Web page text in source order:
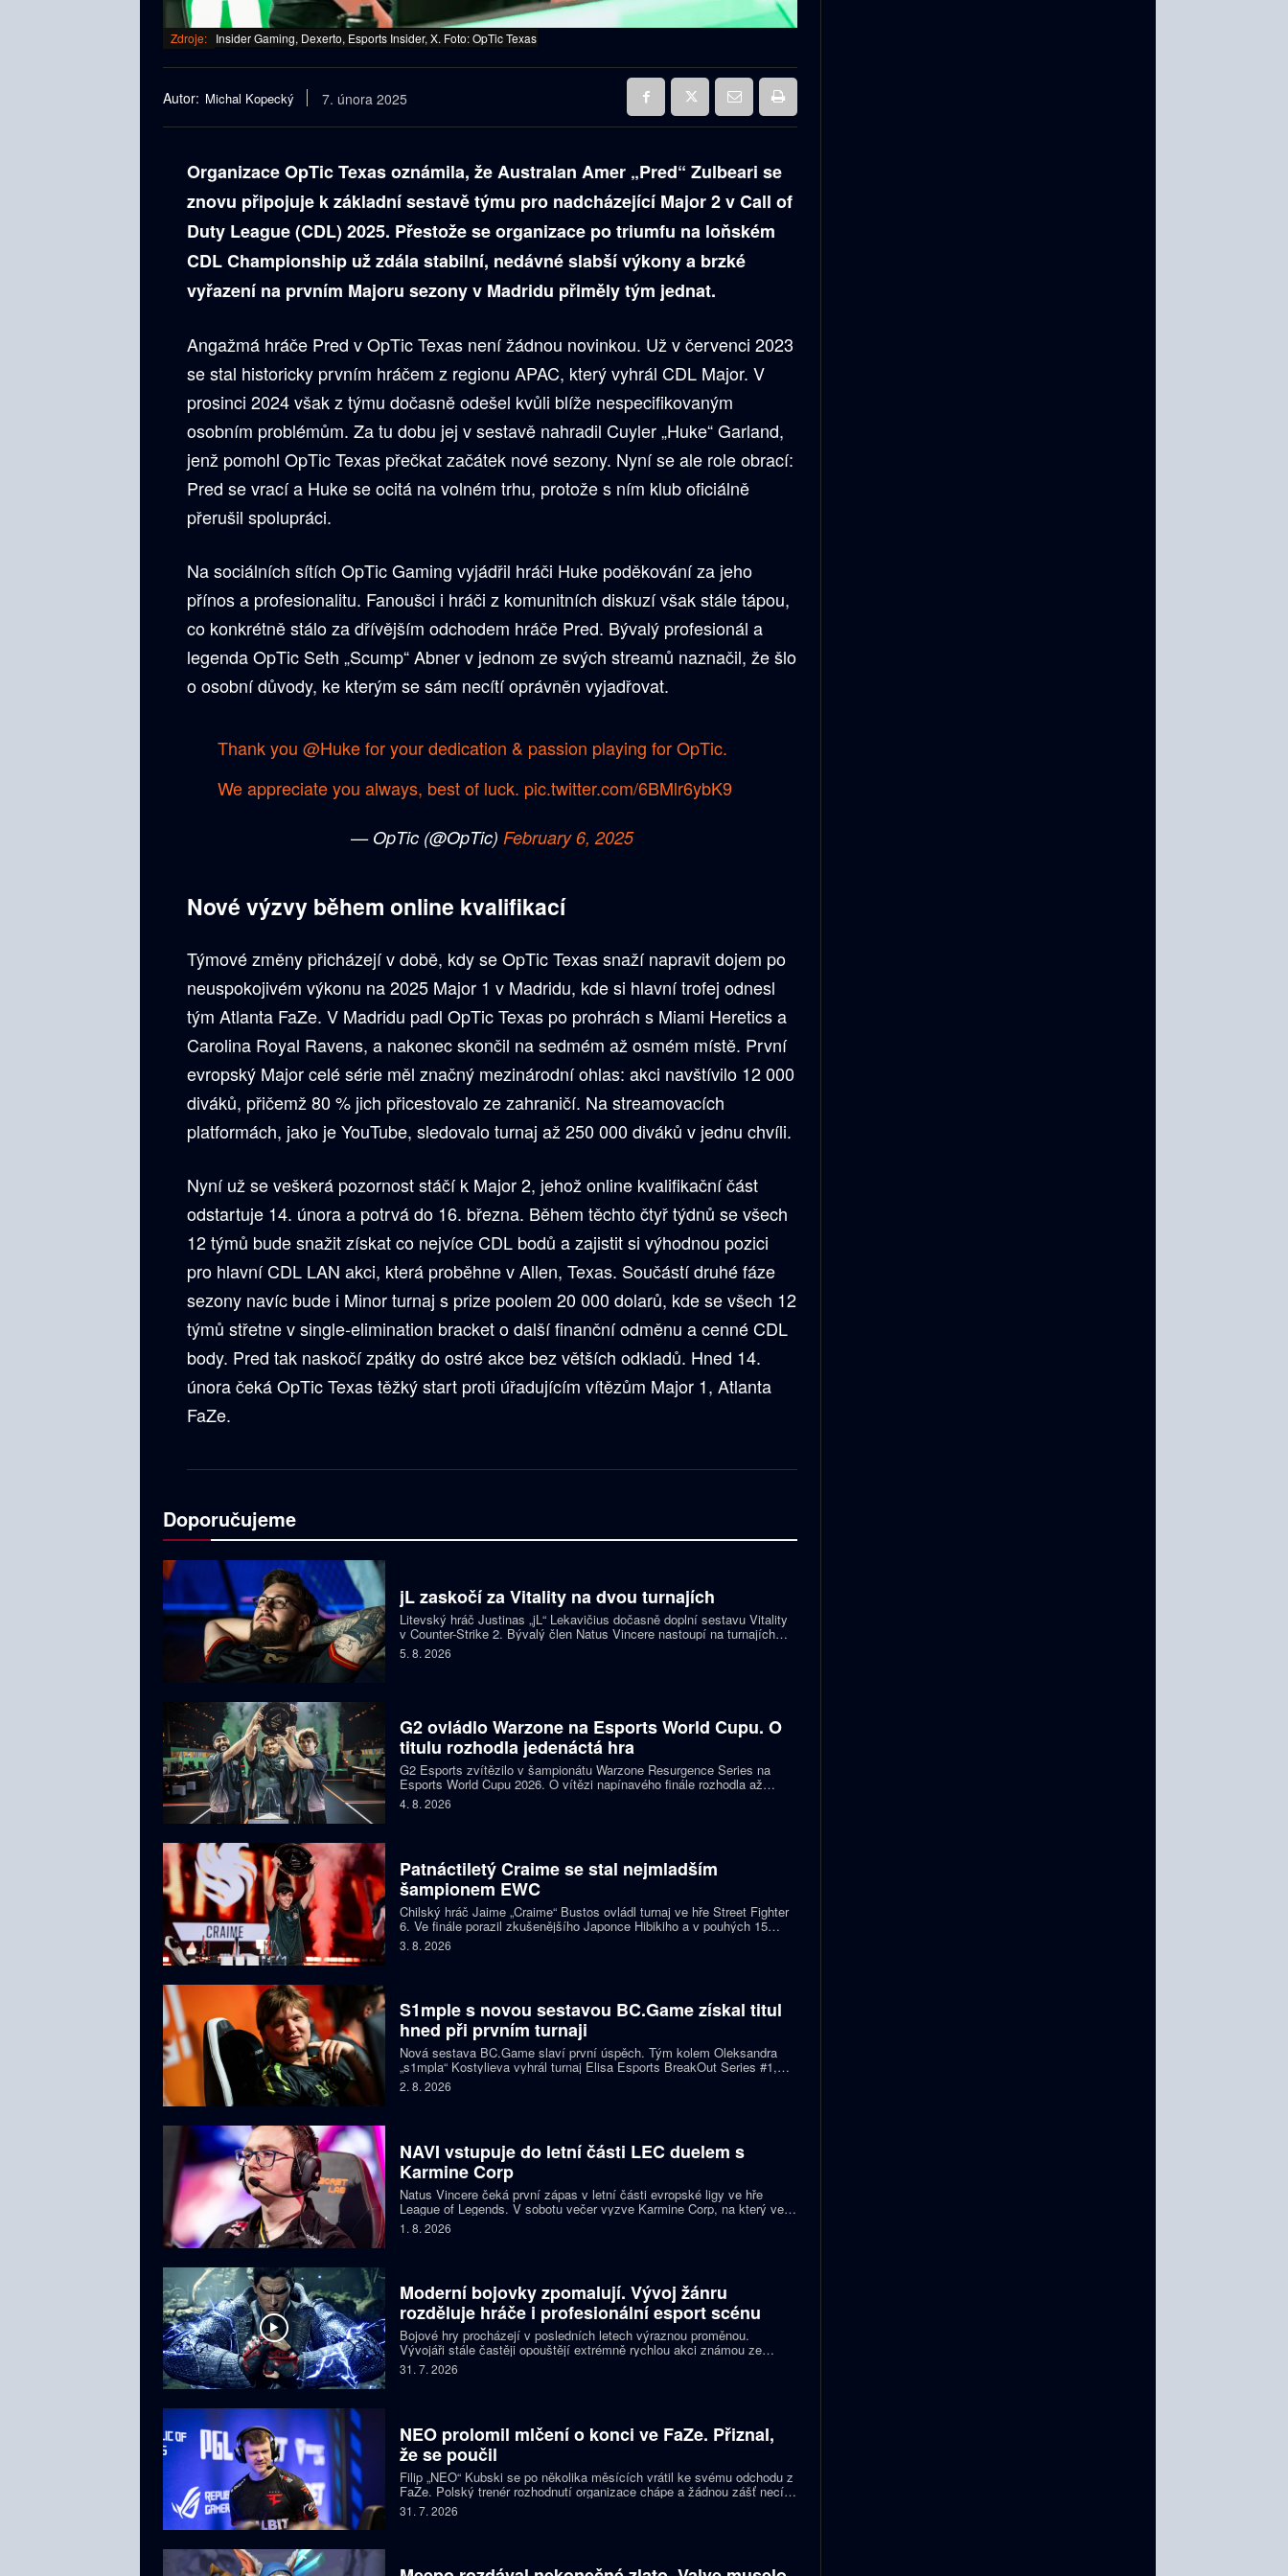
Zdroje: Insider Gaming, Dexerto, Esports Insider, X. Foto: OpTic Texas
Autor: Michal Kopecký 7. února 2025
Organizace OpTic Texas oznámila, že Australan Amer „Pred“ Zulbeari se
znovu připojuje k základní sestavě týmu pro nadcházející Major 2 v Call of
Duty League (CDL) 2025. Přestože se organizace po triumfu na loňském
CDL Championship už zdála stabilní, nedávné slabší výkony a brzké
vyřazení na prvním Majoru sezony v Madridu přiměly tým jednat.
Angažmá hráče Pred v OpTic Texas není žádnou novinkou. Už v červenci 2023
se stal historicky prvním hráčem z regionu APAC, který vyhrál CDL Major. V
prosinci 2024 však z týmu dočasně odešel kvůli blíže nespecifikovaným
osobním problémům. Za tu dobu jej v sestavě nahradil Cuyler „Huke“ Garland,
jenž pomohl OpTic Texas přečkat začátek nové sezony. Nyní se ale role obrací:
Pred se vrací a Huke se ocitá na volném trhu, protože s ním klub oficiálně
přerušil spolupráci.
Na sociálních sítích OpTic Gaming vyjádřil hráči Huke poděkování za jeho
přínos a profesionalitu. Fanoušci i hráči z komunitních diskuzí však stále tápou,
co konkrétně stálo za dřívějším odchodem hráče Pred. Bývalý profesionál a
legenda OpTic Seth „Scump“ Abner v jednom ze svých streamů naznačil, že šlo
o osobní důvody, ke kterým se sám necítí oprávněn vyjadřovat.
Thank you @Hukefor your dedication & passion playing for OpTic.
We appreciate you always, best of luck. pic.twitter.com/6BMlr6ybK9
— OpTic (@OpTic)February 6, 2025
Nové výzvy během online kvalifikací
Týmové změny přicházejí v době, kdy se OpTic Texas snaží napravit dojem po
neuspokojivém výkonu na 2025 Major 1 v Madridu, kde si hlavní trofej odnesl
tým Atlanta FaZe. V Madridu padl OpTic Texas po prohrách s Miami Heretics a
Carolina Royal Ravens, a nakonec skončil na sedmém až osmém místě. První
evropský Major celé série měl značný mezinárodní ohlas: akci navštívilo 12 000
diváků, přičemž 80 % jich přicestovalo ze zahraničí. Na streamovacích
platformách, jako je YouTube, sledovalo turnaj až 250 000 diváků v jednu chvíli.
Nyní už se veškerá pozornost stáčí k Major 2, jehož online kvalifikační část
odstartuje 14. února a potrvá do 16. března. Během těchto čtyř týdnů se všech
12 týmů bude snažit získat co nejvíce CDL bodů a zajistit si výhodnou pozici
pro hlavní CDL LAN akci, která proběhne v Allen, Texas. Součástí druhé fáze
sezony navíc bude i Minor turnaj s prize poolem 20 000 dolarů, kde se všech 12
týmů střetne v single-elimination bracket o další finanční odměnu a cenné CDL
body. Pred tak naskočí zpátky do ostré akce bez větších odkladů. Hned 14.
února čeká OpTic Texas těžký start proti úřadujícím vítězům Major 1, Atlanta
FaZe.
Doporučujeme
jL zaskočí za Vitality na dvou turnajích
Litevský hráč Justinas „jL“ Lekavičius dočasně doplní sestavu Vitality
v Counter-Strike 2. Bývalý člen Natus Vincere nastoupí na turnajích
BLAST Open Porto a PGL Masters Bucharest.
5. 8. 2026
G2 ovládlo Warzone na Esports World Cupu. O
titulu rozhodla jedenáctá hra
G2 Esports zvítězilo v šampionátu Warzone Resurgence Series na
Esports World Cupu 2026. O vítězi napínavého finále rozhodla až
jedenáctá hra, do které vstupovalo s šancí na titul hned pět týmů.
4. 8. 2026
Patnáctiletý Craime se stal nejmladším
šampionem EWC
Chilský hráč Jaime „Craime“ Bustos ovládl turnaj ve hře Street Fighter
6. Ve finále porazil zkušenějšího Japonce Hibikiho a v pouhých 15
letech se stal nejmladším vítězem v historii Esports World Cupu.
3. 8. 2026
S1mple s novou sestavou BC.Game získal titul
hned při prvním turnaji
Nová sestava BC.Game slaví první úspěch. Tým kolem Oleksandra
„s1mpla“ Kostylieva vyhrál turnaj Elisa Esports BreakOut Series #1,
když ve finále porazil ENCE 2:0. Rozhodující mapa dospěla do
prodloužení, v němž ukrajinská hvězda předvedla klíčovou akci.
2. 8. 2026
NAVI vstupuje do letní části LEC duelem s
Karmine Corp
Natus Vincere čeká první zápas v letní části evropské ligy ve hře
League of Legends. V sobotu večer vyzve Karmine Corp, na který ve
čtyřech předchozích vzájemných sériích nestačil. Oba celky zároveň
bojují o jedno ze tří míst na letošním světovém šampionátu.
1. 8. 2026
Moderní bojovky zpomalují. Vývoj žánru
rozděluje hráče i profesionální esport scénu
Bojové hry procházejí v posledních letech výraznou proměnou.
Vývojáři stále častěji opouštějí extrémně rychlou akci známou ze
starších klasik a snaží se vytvářet přístupnější tituly pro širší publikum
i esportové diváky. Ne všichni hráči jsou ale z tohoto směru nadšení a
31. 7. 2026
NEO prolomil mlčení o konci ve FaZe. Přiznal,
že se poučil
Filip „NEO“ Kubski se po několika měsících vrátil ke svému odchodu z
FaZe. Polský trenér rozhodnutí organizace chápe a žádnou zášť necítí.
Zkušenost z prvního trenérského angažmá ho však přiměla změnit
pohled na vlastní práci.
31. 7. 2026